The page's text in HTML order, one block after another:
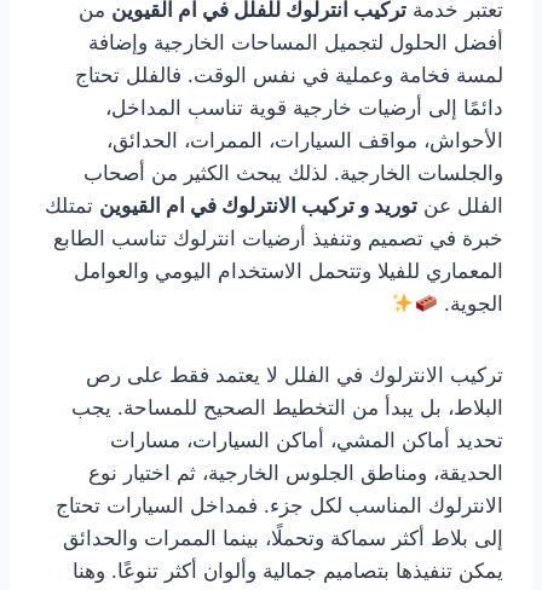
تعتبر خدمة تركيب انترلوك للفلل في ام القيوين من
أفضل الحلول لتجميل المساحات الخارجية وإضافة
لمسة فخامة وعملية في نفس الوقت. فالفلل تحتاج
دائمًا إلى أرضيات خارجية قوية تناسب المداخل،
الأحواش، مواقف السيارات، الممرات، الحدائق،
والجلسات الخارجية. لذلك يبحث الكثير من أصحاب
الفلل عن توريد و تركيب الانترلوك في ام القيوين تمتلك
خبرة في تصميم وتنفيذ أرضيات انترلوك تناسب الطابع
المعماري للفيلا وتتحمل الاستخدام اليومي والعوامل
الجوية.
تركيب الانترلوك في الفلل لا يعتمد فقط على رص
البلاط، بل يبدأ من التخطيط الصحيح للمساحة. يجب
تحديد أماكن المشي، أماكن السيارات، مسارات
الحديقة، ومناطق الجلوس الخارجية، ثم اختيار نوع
الانترلوك المناسب لكل جزء. فمداخل السيارات تحتاج
إلى بلاط أكثر سماكة وتحملًا، بينما الممرات والحدائق
يمكن تنفيذها بتصاميم جمالية وألوان أكثر تنوعًا. وهنا